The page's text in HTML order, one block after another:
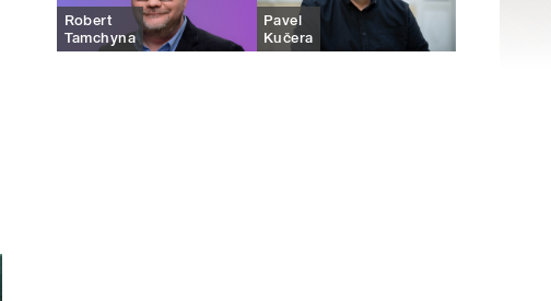
Robert
Tamchyna
Pavel
Kučera